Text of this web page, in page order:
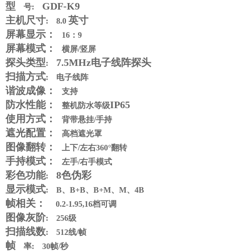
型 号: GDF-K9
主机尺寸: 8.0 英寸
屏幕显示：
16：9
屏幕模式： 横屏/竖屏
探头类型: 7.5MHz电子线阵探头
扫描方式: 电子线阵
谐波成像： 支持
防水性能： 整机防水等级IP65
使用方式：
背带悬挂/手持
遮光配置： 高档遮光罩
图像翻转： 上下/左右360°翻转
手持模式： 左手/右手模式
彩色功能:8色伪彩
显示模式: B、B+B、B+M、M、4B
帧相关： 0.2-1.95,16档可调
图像灰阶: 256级
扫描线数: 512线/帧
帧 率: 30帧/秒